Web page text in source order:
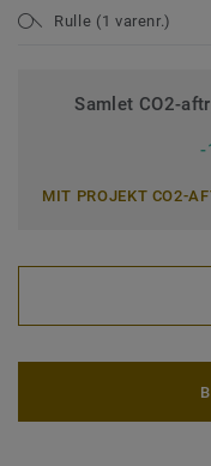
Rulle (1 varenr.)
Samlet CO2-
-
MIT PROJEKT CO2-